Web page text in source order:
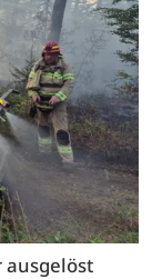
ausgelöst